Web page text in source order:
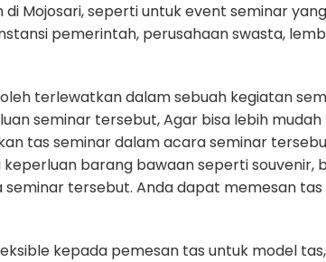
di Mojosari, seperti untuk event seminar yang
pemerintah, perusahaan swasta,
terlewatkan dalam sebuah kegiatan
seminar tersebut, Agar bisa lebih mudah
tas seminar dalam acara seminar
barang bawaan seperti souvenir,
tersebut. Anda dapat memesan tas
kepada pemesan tas untuk model tas,